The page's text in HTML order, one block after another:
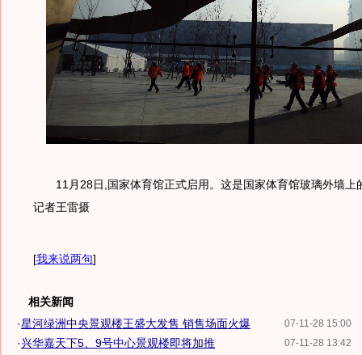
11月28日,国家体育馆正式启用。这是国家体育馆玻璃外墙上
记者王雷摄
[我来说两句]
相关新闻
07-11-28 15:00
·星河绿洲中央景观楼王盛大发售 销售场面火爆
07-11-28 13:42
·兴华嘉天下5、9号中心景观楼即将加推